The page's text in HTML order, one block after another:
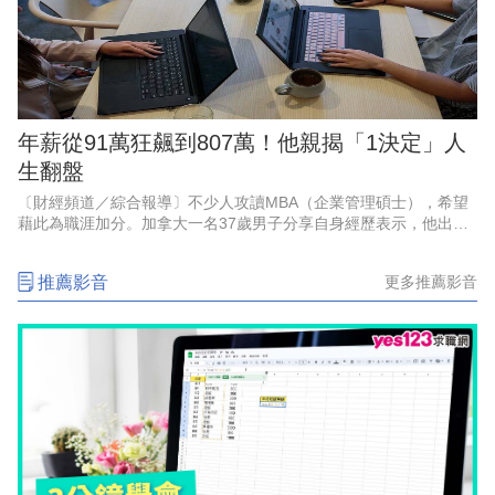
年薪從91萬狂飆到807萬！他親揭「1決定」人
生翻盤
〔財經頻道／綜合報導〕不少人攻讀MBA（企業管理碩士），希望
藉此為職涯加分。加拿大一名37歲男子分享自身經歷表示，他出身
推薦影音 更多推薦影音